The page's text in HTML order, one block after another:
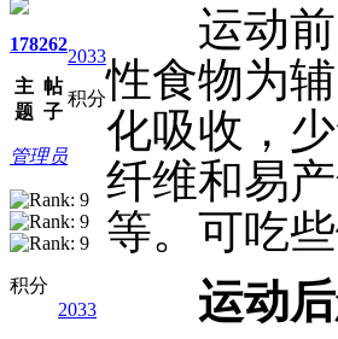
178
主
题
262
帖
子
2033
积分
管理员
积分
2033
运动前
性食物为
化吸收，
纤维和易
等。可吃
运动